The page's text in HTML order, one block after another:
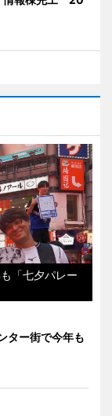
「七夕パレー
ター街で今年も